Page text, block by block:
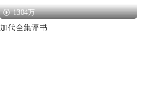
1304万
加代全集评书